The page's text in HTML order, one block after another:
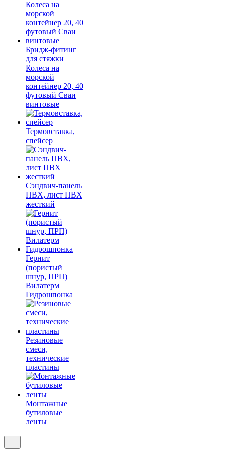
Бридж-фитинг
для стяжки
Колеса на
морской
контейнер 20, 40
футовый Сваи
винтовые
Термовставка,
спейсер
Сэндвич-панель
ПВХ, лист ПВХ
жесткий
Гернит
(пористый
шнур, ПРП)
Вилатерм
Гидрошпонка
Резиновые
смеси,
технические
пластины
Монтажные
бутиловые
ленты